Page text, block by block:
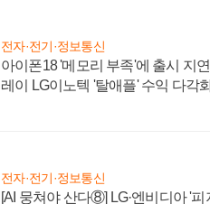
전자·전기·정보통신
아이폰18 '메모리 부족'에 출시 지
레이 LG이노텍 '탈애플' 수익 다각
전자·전기·정보통신
[AI 뭉쳐야 산다⑧] LG·엔비디아 '피